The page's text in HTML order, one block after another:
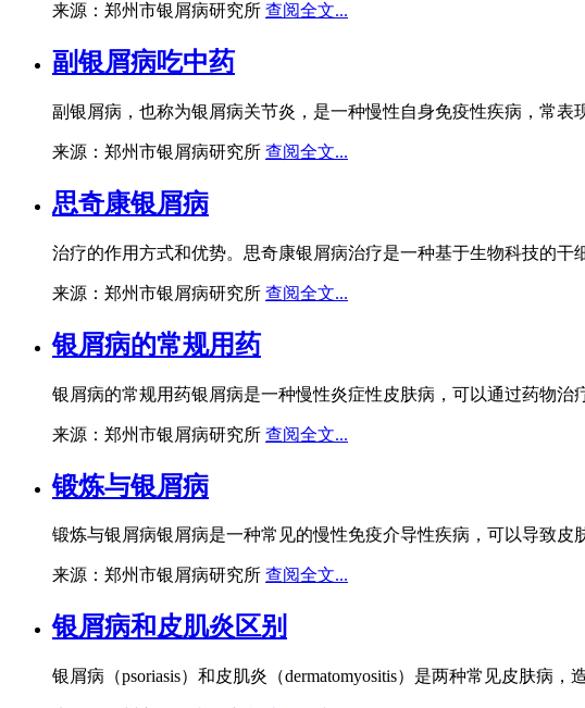
来源：郑州市银屑病研究所 查阅全文...
副银屑病吃中药
副银屑病，也称为银屑病关节炎，是一种慢性自身免疫性疾病，常
来源：郑州市银屑病研究所 查阅全文...
思奇康银屑病
治疗的作用方式和优势。思奇康银屑病治疗是一种基于生物科技的
来源：郑州市银屑病研究所 查阅全文...
银屑病的常规用药
银屑病的常规用药银屑病是一种慢性炎症性皮肤病，可以通过药物
来源：郑州市银屑病研究所 查阅全文...
锻炼与银屑病
锻炼与银屑病银屑病是一种常见的慢性免疫介导性疾病，可以导致
来源：郑州市银屑病研究所 查阅全文...
银屑病和皮肌炎区别
银屑病（psoriasis）和皮肌炎（dermatomyositis）是两种常见皮肤病